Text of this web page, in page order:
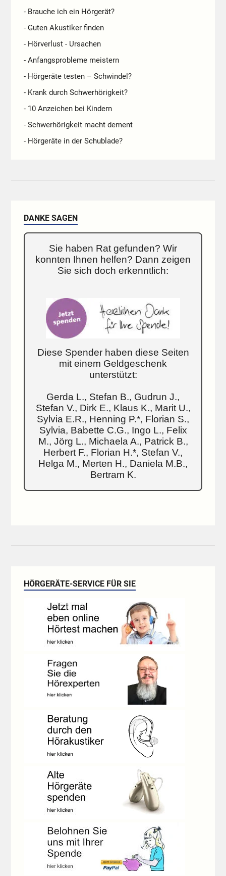
- Brauche ich ein Hörgerät?
- Guten Akustiker finden
- Hörverlust - Ursachen
- Anfangsprobleme meistern
- Hörgeräte testen – Schwindel?
- Krank durch Schwerhörigkeit?
- 10 Anzeichen bei Kindern
- Schwerhörigkeit macht dement
- Hörgeräte in der Schublade?
DANKE SAGEN
Sie haben Rat gefunden? Wir
konnten Ihnen helfen? Dann zeigen
Sie sich doch erkenntlich:
Diese Spender haben diese Seiten
mit einem Geldgeschenk
unterstützt:
Gerda L., Stefan B., Gudrun J.,
Stefan V., Dirk E., Klaus K., Marit U.,
Sylvia E.R., Henning P.*, Florian S.,
Sylvia, Babette C.G., Ingo L., Felix
M., Jörg L., Michaela A., Patrick B.,
Herbert F., Florian H.*, Stefan V.,
Helga M., Merten H., Daniela M.B.,
Bertram K.
HÖRGERÄTE-SERVICE FÜR SIE